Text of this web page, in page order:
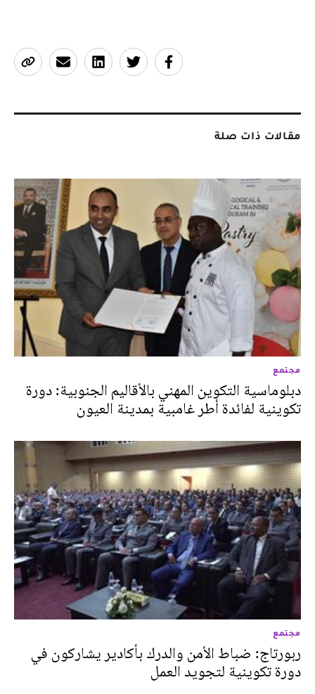
مقالات ذات صلة
مجتمع
دبلوماسية التكوين المهني بالأقاليم الجنوبية: دورة
تكوينية لفائدة أطر غامبية بمدينة العيون
مجتمع
ربورتاج: ضباط الأمن والدرك بأكادير يشاركون في
دورة تكوينية لتجويد العمل